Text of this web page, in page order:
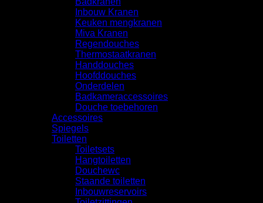
Inbouw Kranen
Keuken mengkranen
Miva Kranen
Regendouches
Thermostaatkranen
Handdouches
Hoofddouches
Onderdelen
Badkameraccessoires
Douche toebehoren
Accessoires
Spiegels
Toiletten
Toiletsets
Hangtoiletten
Douchewc
Staande toiletten
Inbouwreservoirs